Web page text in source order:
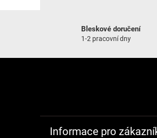
Bleskové doručení
1-2 pracovní dny
Informace pro